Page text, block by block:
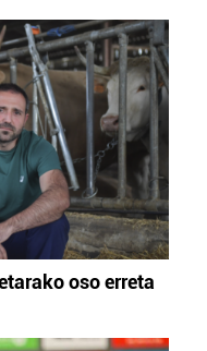
oso erreta